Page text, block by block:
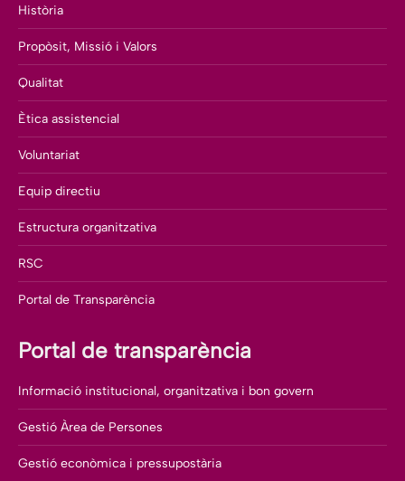
Història
Propòsit, Missió i Valors
Qualitat
Ètica assistencial
Voluntariat
Equip directiu
Estructura organitzativa
RSC
Portal de Transparència
Portal de transparència
Informació institucional, organitzativa i bon govern
Gestió Àrea de Persones
Gestió econòmica i pressupostària